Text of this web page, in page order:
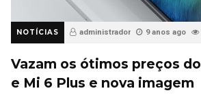
NOTÍCIAS administrador 9 anos ago
Vazam os ótimos preços
e Mi 6 Plus e nova imagem